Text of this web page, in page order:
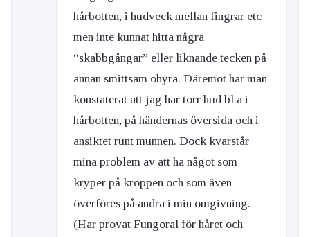
hårbotten, i hudveck mellan fingrar etc
men inte kunnat hitta några
“skabbgångar” eller liknande tecken på
annan smittsam ohyra. Däremot har man
konstaterat att jag har torr hud bl.a i
hårbotten, på händernas översida och i
ansiktet runt munnen. Dock kvarstår
mina problem av att ha något som
kryper på kroppen och som även
överföres på andra i min omgivning.
(Har provat Fungoral för håret och